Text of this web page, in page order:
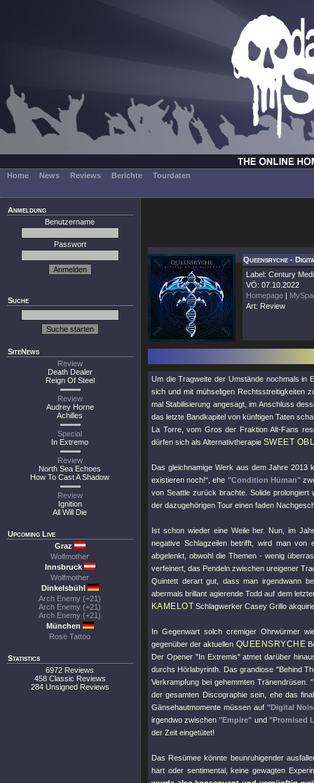
Home News Reviews Berichte Tourdaten
Anmeldung
Benutzername
Passwort
Suche
SiteNews
Review
Death Dealer
Reign Of Steel
Review
Audrey Horne
Achilles
Special
In Extremo
Review
North Sea Echoes
How To Cast A Shadow
Review
Ignition
All Will Die
Upcoming Live
Graz
Wolfmother
Innsbruck
Wolfmother
Dinkelsbühl
Arch Enemy (+21)
Arch Enemy (+21)
Arch Enemy (+21)
München
Rose Tattoo
Statistics
6972 Reviews
458 Classic Reviews
284 Unsigned Reviews
Queensryche -
Label: Century
VÖ: 07.10.2022
Homepage |
Art: Review
Um die Tragweite der Umstände nochmals in
sich und mit mühseligen Rechtsstreitigkeiten
mal Stabilisierung angesagt, im Anschluss
das letzte Bandkapitel von künftigen Taten
La Torre, vom Gros der Fraktion Alt-Fans
dürfen sich als Alternativtherapie SWEET
Das gleichnamige Werk aus dem Jahre 2013
existieren noch!“, ehe "Condition Hüman"
von Seattle zurück brachte. Solide
der dazugehörigen Tour einen faden
Ist schon wieder eine Weile her. Nun, im
negative Schlagzeilen betrifft, wird man von
abgelenkt, obwohl die Themen - wenig
verfeinert, das Pendeln zwischen ureigener
Quintett derart gut, dass man irgendwann
abermals brillant agierende Todd auf dem
KAMELOT Schlagwerker Casey Grillo
In Gegenwart solch cremiger Ohrwürmer
gegenüber der aktuellen QUEENSRYCHE
Der Opener "In Extremis"atmet darüber
durchs Hörlabyrinth. Das grandiose "Behind
Verkrampfung bei gehemmten Tränendrüsen.
der gesamten Discographie sein, ehe das
Gänsehautmomente müssen auf "Digital
irgendwo zwischen"Empire" und "Promised
der Zeit eingetütet!
Das Resümee könnte beunruhigender
hart oder sentimental, keine gewagten